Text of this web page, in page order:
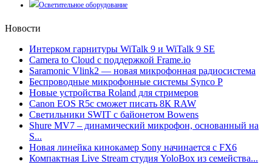
Осветительное оборудование
Новости
Интерком гарнитуры WiTalk 9 и WiTalk 9 SE
Camera to Cloud с поддержкой Frame.io
Saramonic Vlink2 — новая микрофонная радиосистема
Беспроводные микрофонные системы Synco P
Новые устройства Roland для стримеров
Canon EOS R5c сможет писать 8К RAW
Светильники SWIT с байонетом Bowens
Shure MV7 – динамический микрофон, основанный на
S...
Новая линейка кинокамер Sony начинается с FX6
Компактная Live Stream студия YoloBox из семейства...